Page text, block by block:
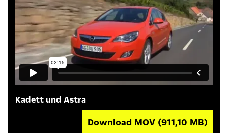
Kadett und Astra
Download MOV (911,10 MB)